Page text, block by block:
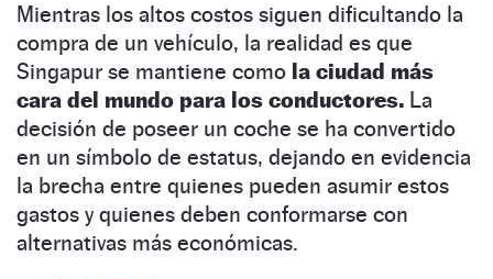
Mientras los altos costos siguen dificultando la
compra de un vehículo, la realidad es que
Singapur se mantiene como la ciudad más
cara del mundo para los conductores. La
decisión de poseer un coche se ha convertido
en un símbolo de estatus, dejando en evidencia
la brecha entre quienes pueden asumir estos
gastos y quienes deben conformarse con
alternativas más económicas.